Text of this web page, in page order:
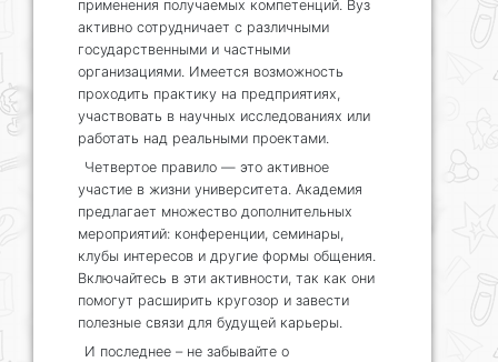
применения получаемых компетенций. Вуз
активно сотрудничает с различными
государственными и частными
организациями. Имеется возможность
проходить практику на предприятиях,
участвовать в научных исследованиях или
работать над реальными проектами.
Четвертое правило — это активное
участие в жизни университета. Академия
предлагает множество дополнительных
мероприятий: конференции, семинары,
клубы интересов и другие формы общения.
Включайтесь в эти активности, так как они
помогут расширить кругозор и завести
полезные связи для будущей карьеры.
И последнее – не забывайте о